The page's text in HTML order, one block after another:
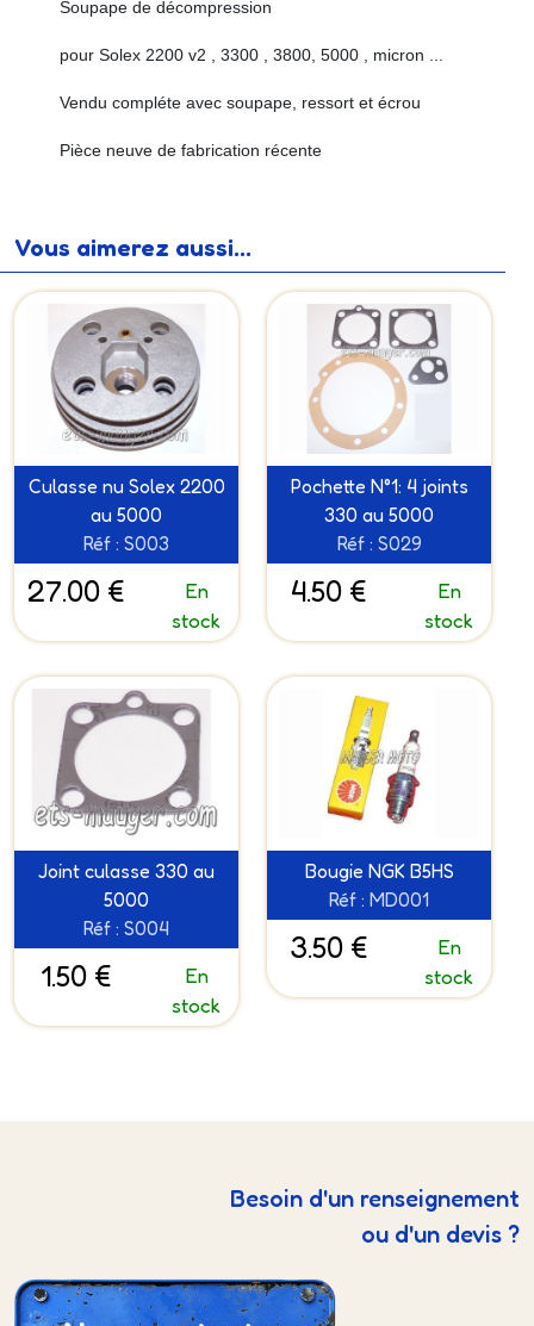
Soupape de décompression
pour Solex 2200 v2 , 3300 , 3800, 5000 , micron ...
Vendu compléte avec soupape, ressort et écrou
Pièce neuve de fabrication récente
Vous aimerez aussi...
Culasse nu Solex 2200
au 5000
Réf : S003
27.00 €
En
stock
Pochette N°1: 4 joints
330 au 5000
Réf : S029
4.50 €
En
stock
Joint culasse 330 au
5000
Réf : S004
1.50 €
En
stock
Bougie NGK B5HS
Réf : MD001
3.50 €
En
stock
Besoin d'un renseignement
ou d'un devis ?